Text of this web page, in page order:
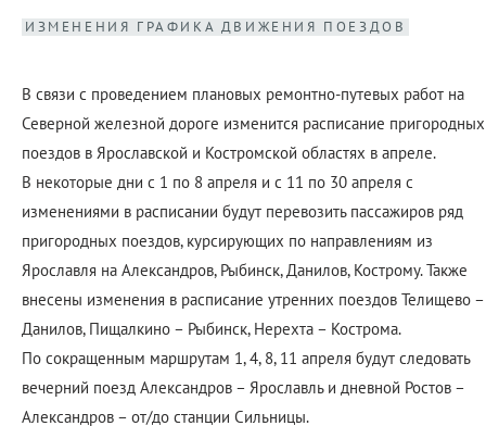
ИЗМЕНЕНИЯ ГРАФИКА ДВИЖЕНИЯ ПОЕЗДОВ
В связи с проведением плановых ремонтно-путевых работ на
Северной железной дороге изменится расписание пригородных
поездов в Ярославской и Костромской областях в апреле.
В некоторые дни с 1 по 8 апреля и с 11 по 30 апреля с
изменениями в расписании будут перевозить пассажиров ряд
пригородных поездов, курсирующих по направлениям из
Ярославля на Александров, Рыбинск, Данилов, Кострому. Также
внесены изменения в расписание утренних поездов Телищево –
Данилов, Пищалкино – Рыбинск, Нерехта – Кострома.
По сокращенным маршрутам 1, 4, 8, 11 апреля будут следовать
вечерний поезд Александров – Ярославль и дневной Ростов –
Александров – от/до станции Сильницы.